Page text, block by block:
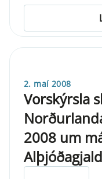
2. maí 2008
Vorskýrsla
2008 um